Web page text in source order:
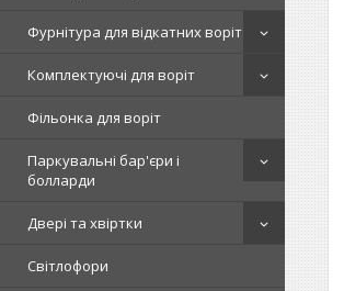
Фурнітура для відкатних воріт
Комплектуючі для воріт
Фільонка для воріт
Паркувальні бар'єри і
болларди
Двері та хвіртки
Світлофори